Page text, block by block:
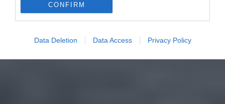
CONFIRM
Data Deletion Data Access Privacy Policy